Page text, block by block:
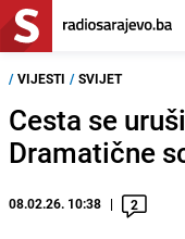
/ VIJESTI / SVIJET
Cesta se
Dramatične
08.02.26. 10:38 2